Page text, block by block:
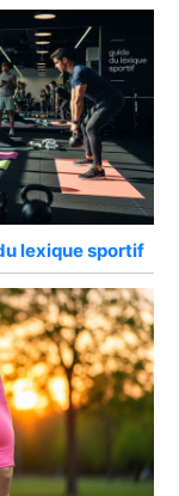
lexique sportif